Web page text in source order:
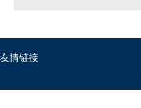
友情链接